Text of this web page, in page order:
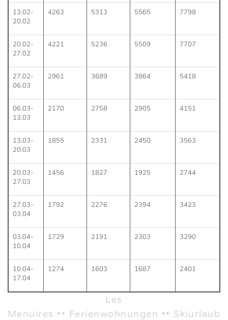
13.02-
20.02
4263 5313 5565 7798
20.02-
27.02
4221 5236 5509 7707
27.02-
06.03
2961 3689 3864 5418
06.03-
13.03
2170 2758 2905 4151
13.03-
20.03
1855 2331 2450 3563
20.03-
27.03
1456 1827 1925 2744
27.03-
03.04
1792 2276 2394 3423
03.04-
10.04
1729 2191 2303 3290
10.04-
17.04
1274 1603 1687 2401
Les
Menuires •• Ferienwohnungen •• Skiurlaub